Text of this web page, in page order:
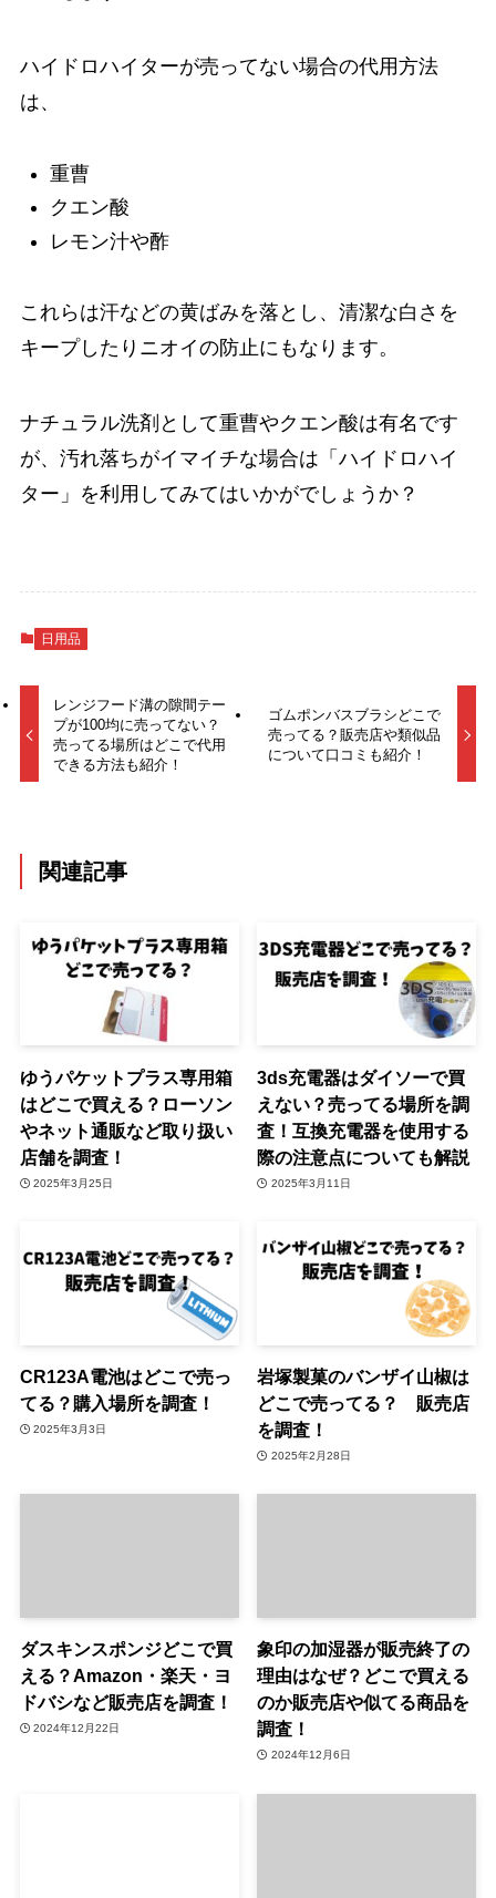
ハイドロハイターが売ってない場合の代用方法
は、
重曹
クエン酸
レモン汁や酢
これらは汗などの黄ばみを落とし、清潔な白さを
キープしたりニオイの防止にもなります。
ナチュラル洗剤として重曹やクエン酸は有名です
が、汚れ落ちがイマイチな場合は「ハイドロハイ
ター」を利用してみてはいかがでしょうか？
日用品
レンジフード溝の隙間テー
プが100均に売ってない？
売ってる場所はどこで代用
できる方法も紹介！
ゴムポンバスブラシどこで
売ってる？販売店や類似品
について口コミも紹介！
関連記事
ゆうパケットプラス専用箱
はどこで買える？ローソン
やネット通販など取り扱い
店舗を調査！
2025年3月25日
3ds充電器はダイソーで買
えない？売ってる場所を調
査！互換充電器を使用する
際の注意点についても解説
2025年3月11日
CR123A電池はどこで売っ
てる？購入場所を調査！
2025年3月3日
岩塚製菓のバンザイ山椒は
どこで売ってる？ 販売店
を調査！
2025年2月28日
ダスキンスポンジどこで買
える？Amazon・楽天・ヨ
ドバシなど販売店を調査！
2024年12月22日
象印の加湿器が販売終了の
理由はなぜ？どこで買える
のか販売店や似てる商品を
調査！
2024年12月6日